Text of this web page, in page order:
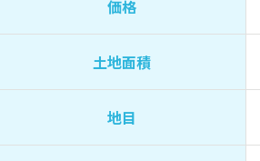
価格
土地面積
地目